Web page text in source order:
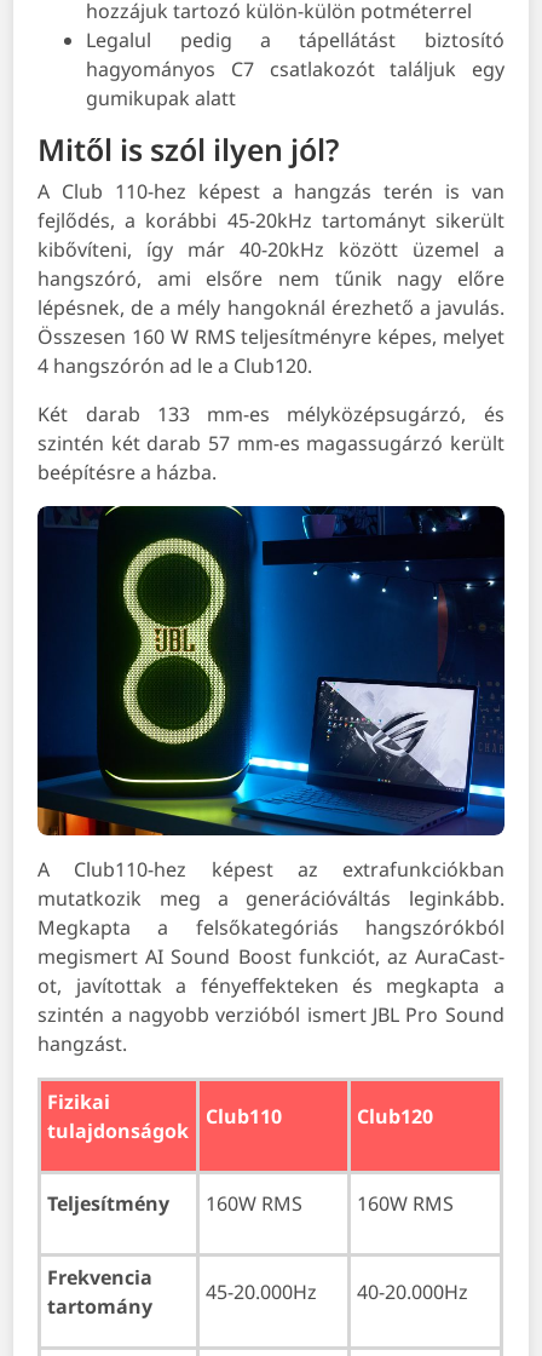
hozzájuk tartozó külön-külön potméterrel
Legalul pedig a tápellátást biztosító
hagyományos C7 csatlakozót találjuk egy
gumikupak alatt
Mitől is szól ilyen jól?
A Club 110-hez képest a hangzás terén is van
fejlődés, a korábbi 45-20kHz tartományt sikerült
kibővíteni, így már 40-20kHz között üzemel a
hangszóró, ami elsőre nem tűnik nagy előre
lépésnek, de a mély hangoknál érezhető a javulás.
Összesen 160 W RMS teljesítményre képes, melyet
4 hangszórón ad le a Club120.
Két darab 133 mm-es mélyközépsugárzó, és
szintén két darab 57 mm-es magassugárzó került
beépítésre a házba.
A Club110-hez képest az extrafunkciókban
mutatkozik meg a generációváltás leginkább.
Megkapta a felsőkategóriás hangszórókból
megismert AI Sound Boost funkciót, az AuraCast-
ot, javítottak a fényeffekteken és megkapta a
szintén a nagyobb verzióból ismert JBL Pro Sound
hangzást.
Fizikai
tulajdonságok
Club110 Club120
Teljesítmény 160W RMS 160W RMS
Frekvencia
tartomány
45-20.000Hz 40-20.000Hz